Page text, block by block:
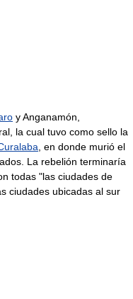
y Anganamón,
la cual tuvo como sello la
, en donde murió el
La rebelión terminaría
todas "las ciudades de
ciudades ubicadas al sur